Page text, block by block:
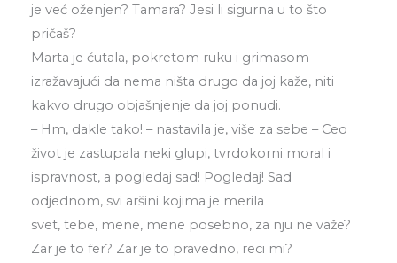
je već oženjen? Tamara? Jesi li sigurna u to što
pričaš?
Marta je ćutala, pokretom ruku i grimasom
izražavajući da nema ništa drugo da joj kaže, niti
kakvo drugo objašnjenje da joj ponudi.
– Hm, dakle tako! – nastavila je, više za sebe – Ceo
život je zastupala neki glupi, tvrdokorni moral i
ispravnost, a pogledaj sad! Pogledaj! Sad
odjednom, svi aršini kojima je merila
svet, tebe, mene, mene posebno, za nju ne važe?
Zar je to fer? Zar je to pravedno, reci mi?